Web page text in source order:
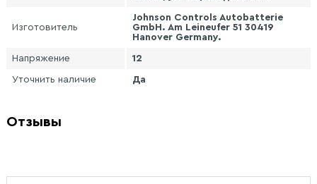
Изготовитель
Johnson Controls Autobatterie
GmbH. Am Leineufer 51 30419
Hanover Germany.
Напряжение 12
Уточнить наличие Да
Отзывы